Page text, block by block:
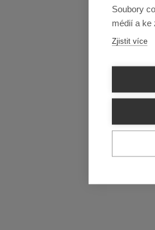
Soubory
médií a ke
Zjistit více